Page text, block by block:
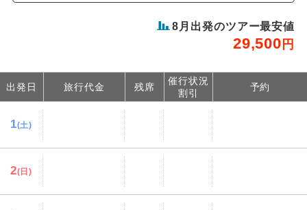
8 月出発のツアー最安値
29,500 円
出発日 旅行代金 残席
催行状況
割引
予約
1(土)
2(日)